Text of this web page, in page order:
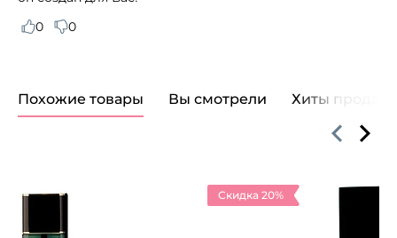
0
0
Похожие товары Вы смотрели Хиты продаж
Скидка 20%